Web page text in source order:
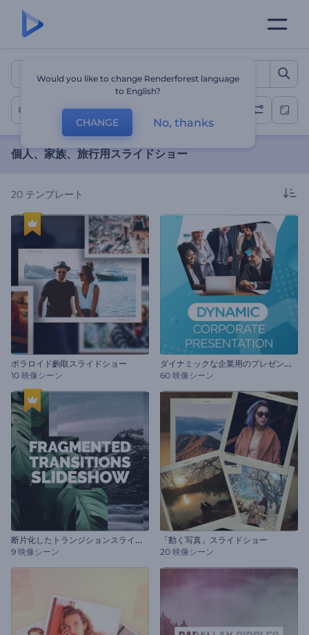
個人、家族、旅行用スライド
個人スライドショー
個人、家族、旅行用スライドショー
20 テンプレート
ポラロイド齣取スライドショー
10 映像シーン
ダ
イナミックな企業用のプレゼンテーション
60 映像シーン
断
片化したトランジションスライドショー
9 映像シーン
「動く写真」スライドショー
20 映像シーン
Would you like to change Renderforest language
to English?
CHANGE No, thanks